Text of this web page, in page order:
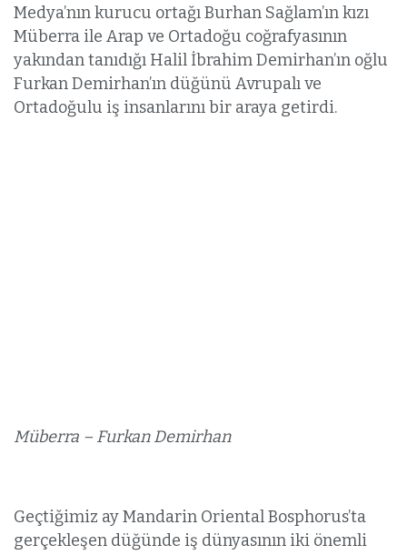
Medya’nın kurucu ortağı Burhan Sağlam’ın kızı
Müberra ile Arap ve Ortadoğu coğrafyasının
yakından tanıdığı Halil İbrahim Demirhan’ın oğlu
Furkan Demirhan’ın düğünü Avrupalı ve
Ortadoğulu iş insanlarını bir araya getirdi.
Müberra – Furkan Demirhan
Geçtiğimiz ay Mandarin Oriental Bosphorus’ta
gerçekleşen düğünde iş dünyasının iki önemli